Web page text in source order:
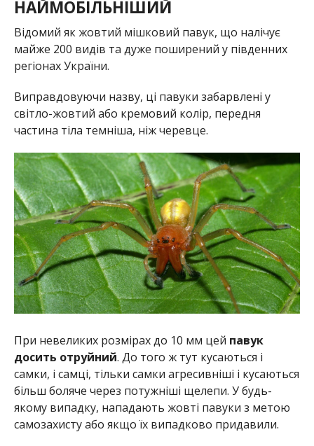
НАЙМОБІЛЬНІШИЙ
Відомий як жовтий мішковий павук, що налічує
майже 200 видів та дуже поширений у південних
регіонах України.
Виправдовуючи назву, ці павуки забарвлені у
світло-жовтий або кремовий колір, передня
частина тіла темніша, ніж черевце.
При невеликих розмірах до 10 мм цей павук
досить отруйний. До того ж тут кусаються і
самки, і самці, тільки самки агресивніші і кусаються
більш боляче через потужніші щелепи. У будь-
якому випадку, нападають жовті павуки з метою
самозахисту або якщо їх випадково придавили.